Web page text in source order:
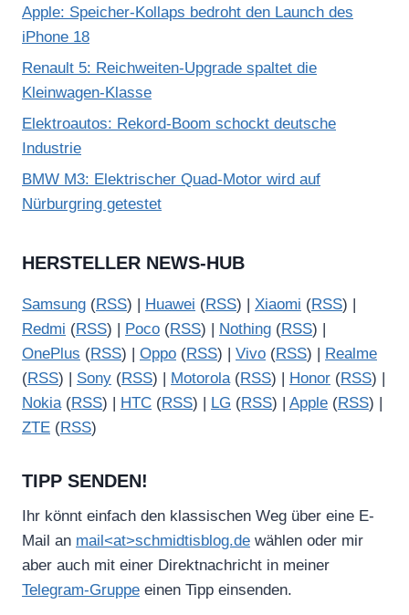
Apple: Speicher-Kollaps bedroht den Launch des
iPhone 18
Renault 5: Reichweiten-Upgrade spaltet die
Kleinwagen-Klasse
Elektroautos: Rekord-Boom schockt deutsche
Industrie
BMW M3: Elektrischer Quad-Motor wird auf
Nürburgring getestet
HERSTELLER NEWS-HUB
Samsung (RSS) | Huawei (RSS) | Xiaomi (RSS) |
Redmi (RSS) | Poco (RSS) | Nothing (RSS) |
OnePlus (RSS) | Oppo (RSS) | Vivo (RSS) |
Realme
(RSS) | Sony (RSS) | Motorola(RSS) | Honor (RSS) |
Nokia(RSS) | HTC (RSS) | LG (RSS) | Apple (RSS) |
ZTE (RSS)
TIPP SENDEN!
Ihr könnt einfach den klassischen Weg über eine E-
Mail an mail<at>schmidtisblog.de wählen oder mir
aber auch mit einer Direktnachricht in meiner
Telegram-Gruppe einen Tipp einsenden.